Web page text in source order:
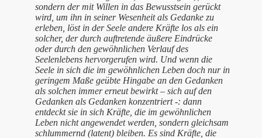
sondern der mit Willen in das Bewusstsein gerückt
wird, um ihn in seiner Wesenheit als Gedanke zu
erleben, löst in der Seele andere Kräfte los als ein
solcher, der durch auftretende äußere Eindrücke
oder durch den gewöhnlichen Verlauf des
Seelenlebens hervorgerufen wird. Und wenn die
Seele in sich die im gewöhnlichen Leben doch nur in
geringem Maße geübte Hingabe an den Gedanken
als solchen immer erneut bewirkt – sich auf den
Gedanken als Gedanken konzentriert -: dann
entdeckt sie in sich Kräfte, die im gewöhnlichen
Leben nicht angewendet werden, sondern gleichsam
schlummernd (latent) bleiben. Es sind Kräfte, die